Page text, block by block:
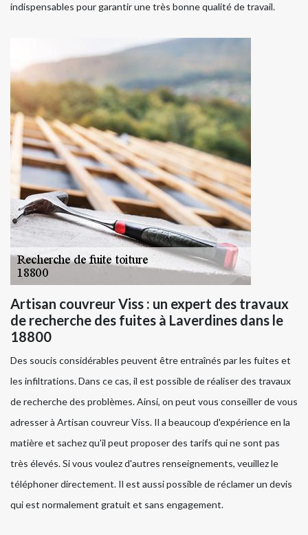
indispensables pour garantir une très bonne qualité de travail.
Artisan couvreur Viss : un expert des travaux
de recherche des fuites à Laverdines dans le
18800
Des soucis considérables peuvent être entraînés par les fuites et
les infiltrations. Dans ce cas, il est possible de réaliser des travaux
de recherche des problèmes. Ainsi, on peut vous conseiller de vous
adresser à Artisan couvreur Viss. Il a beaucoup d'expérience en la
matière et sachez qu'il peut proposer des tarifs qui ne sont pas
très élevés. Si vous voulez d'autres renseignements, veuillez le
téléphoner directement. Il est aussi possible de réclamer un devis
qui est normalement gratuit et sans engagement.